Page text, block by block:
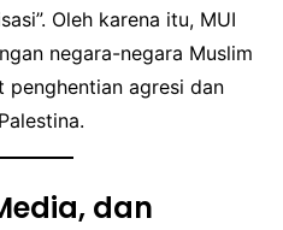
Oleh karena itu, MUI
negara-negara Muslim
penghentian agresi dan
dan